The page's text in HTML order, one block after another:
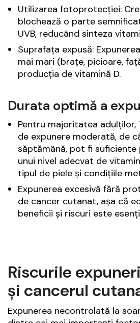
Utilizarea fotoprotecției:
blochează o parte
UVB, reducând sinteza
Suprafața expusă:
mai mari (brațe, picioare,
producția de vitamină D.
Durata optimă a
Pentru majoritatea adulților,
de expunere moderată, de
săptămână, pot fi suficiente
unui nivel adecvat de
tipul de piele și condițiile
Expunerea excesivă fără
de cancer cutanat, așa că
beneficii și riscuri este
Riscurile
și cancerul
Expunerea necontrolată la